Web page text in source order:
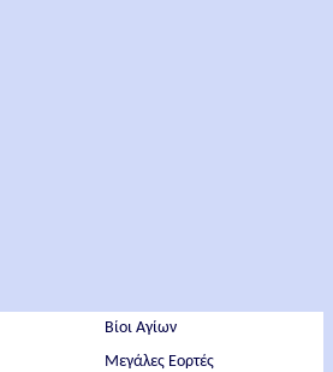
Βίοι Αγίων
Μεγάλες Εορτές